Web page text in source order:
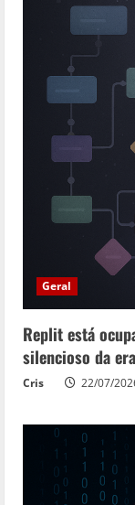
Geral
Replit está
silencioso da
Cris 22/07/